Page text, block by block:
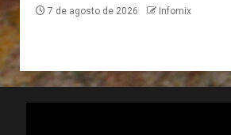
7 de agosto de 2026 Infomix